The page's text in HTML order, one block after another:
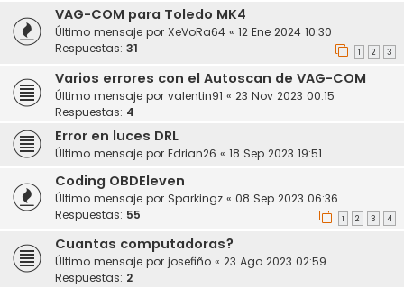
VAG-COM para Toledo MK4
Último mensaje por XeVoRa64 « 12 Ene 2024 10:30
Respuestas: 31 1 2 3
Varios errores con el Autoscan de VAG-COM
Último mensaje por valentin91 « 23 Nov 2023 00:15
Respuestas: 4
Error en luces DRL
Último mensaje por Edrian26 « 18 Sep 2023 19:51
Coding OBDEleven
Último mensaje por Sparkingz « 08 Sep 2023 06:36
Respuestas: 55 1 2 3 4
Cuantas computadoras?
Último mensaje por josefiño « 23 Ago 2023 02:59
Respuestas: 2